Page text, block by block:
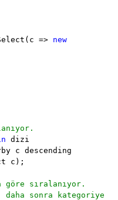
=> new
dizi
c descending
c);
sıralanıyor.
sonra kategoriye